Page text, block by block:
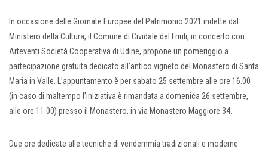
In occasione delle Giornate Europee del Patrimonio 2021 indette dal
Ministero della Cultura, il Comune di Cividale del Friuli, in concerto con
Arteventi Società Cooperativa di Udine, propone un pomeriggio a
partecipazione gratuita dedicato all’antico vigneto del Monastero di Santa
Maria in Valle. L’appuntamento è per sabato 25 settembre alle ore 16.00
(in caso di maltempo l’iniziativa è rimandata a domenica 26 settembre,
alle ore 11.00) presso il Monastero, in via Monastero Maggiore 34.
Due ore dedicate alle tecniche di vendemmia tradizionali e moderne